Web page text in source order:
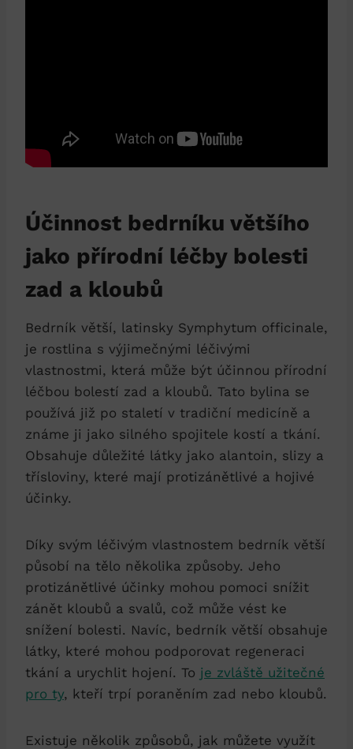
Účinnost bedrníku většího
jako přírodní léčby bolesti
zad a kloubů
Bedrník větší, latinsky Symphytum officinale,
je rostlina s výjimečnými léčivými
vlastnostmi, která může být účinnou přírodní
léčbou bolestí zad a kloubů. Tato bylina se
používá již po staletí v tradiční medicíně a
známe ji jako silného spojitele kostí a tkání.
Obsahuje důležité látky jako alantoin, slizy a
třísloviny, které mají protizánětlivé a hojivé
účinky.
Díky svým léčivým vlastnostem bedrník větší
působí na tělo několika způsoby. Jeho
protizánětlivé účinky mohou pomoci snížit
zánět kloubů a svalů, což může vést ke
snížení bolesti. Navíc, bedrník větší obsahuje
látky, které mohou podporovat regeneraci
tkání a urychlit hojení. To je zvláště užitečné
pro ty, kteří trpí poraněním zad nebo kloubů.
Existuje několik způsobů, jak můžete využít